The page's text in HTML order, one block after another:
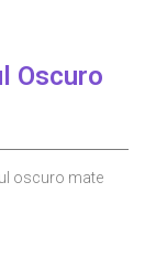
Oscuro
oscuro mate